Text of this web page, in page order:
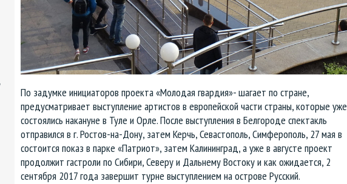
По задумке инициаторов проекта «Молодая гвардия»- шагает по стране,
предусматривает выступление артистов в европейской части страны, которые уже
состоялись накануне в Туле и Орле. После выступления в Белгороде спектакль
отправился в г. Ростов-на-Дону, затем Керчь, Севастополь, Симферополь, 27 мая в
состоится показ в парке «Патриот», затем Калининград, а уже в августе проект
продолжит гастроли по Сибири, Северу и Дальнему Востоку и как ожидается, 2
сентября 2017 года завершит турне выступлением на острове Русский.